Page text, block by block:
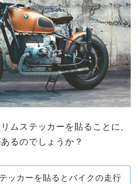
ムステッカーを貼ることに、
るのでしょうか？
ッカーを貼るとバイクの走行